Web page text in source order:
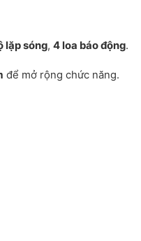
lặp sóng,4 loa báo động.
để mở rộng chức năng.